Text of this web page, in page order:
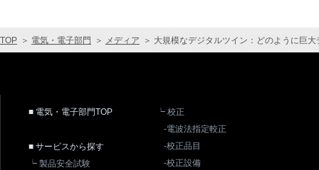
TOP ＞ 電気・電子部門 ＞ メディア ＞ 大規模なデジタルツイン：どのように巨
■ 電気・電子部門TOP
■ サービスから探す
┕ 製品安全試験
┕ 校正
-電波法指定較正
-校正品目
-校正設備